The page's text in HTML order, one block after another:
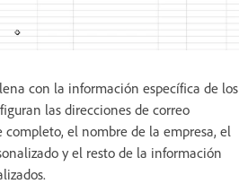
con la información específica de los
las direcciones de correo
el nombre de la empresa, el
y el resto de la información